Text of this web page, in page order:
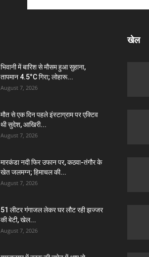
भिवानी में बारिश से मौसम हुआ सुहाना,
तापमान 4.5°C गिरा; लोहारू...
August 7, 2026
मौत से एक दिन पहले इंस्टाग्राम पर एक्टिव
थी सुदेश, आखिरी...
August 7, 2026
मारकंडा नदी फिर उफान पर, कठवा-तंगौर के
खेत जलमग्न; हिमाचल की...
August 7, 2026
51 लीटर गंगाजल लेकर घर लौट रही झज्जर
की बेटी, खेल...
August 7, 2026
खेल